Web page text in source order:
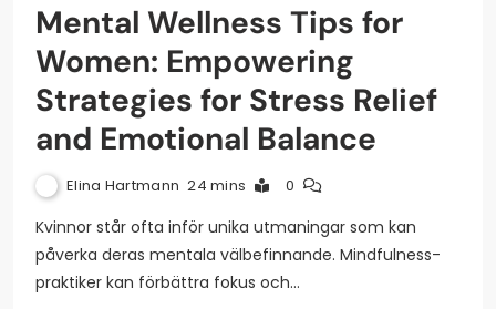
Mental Wellness Tips for
Women: Empowering
Strategies for Stress Relief
and Emotional Balance
Elina Hartmann 24 mins 0
Kvinnor står ofta inför unika utmaningar som kan
påverka deras mentala välbefinnande. Mindfulness-
praktiker kan förbättra fokus och…